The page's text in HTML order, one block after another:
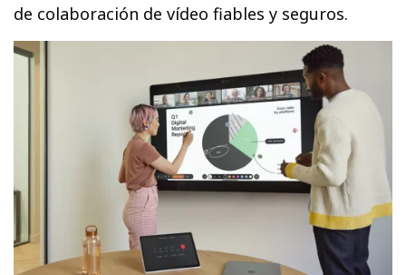
de colaboración de vídeo fiables y seguros.